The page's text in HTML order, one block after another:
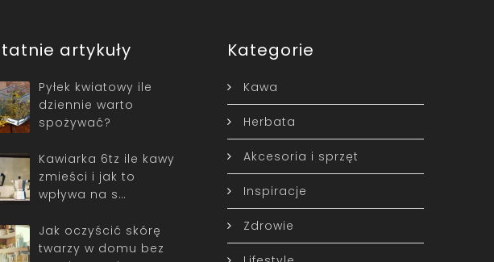
artykuły
Pyłek kwiatowy ile
dziennie warto
spożywać?
Kawiarka 6tz ile kawy
zmieści i jak to
wpływa na s…
Jak oczyścić skórę
twarzy w domu bez
Kategorie
Kawa
Herbata
Akcesoria i sprzęt
Inspiracje
Zdrowie